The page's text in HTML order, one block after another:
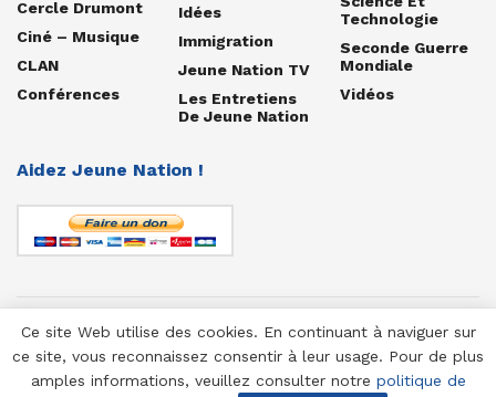
Cercle Drumont
Ciné – Musique
CLAN
Conférences
Idées
Immigration
Jeune Nation TV
Les Entretiens
De Jeune Nation
Technologie
Seconde Guerre
Mondiale
Vidéos
Aidez Jeune Nation !
© 1958-2025 Jeune Nation
Ce site Web utilise des cookies. En continuant à naviguer sur
ce site, vous reconnaissez consentir à leur usage. Pour de plus
amples informations, veuillez consulter notre politique de